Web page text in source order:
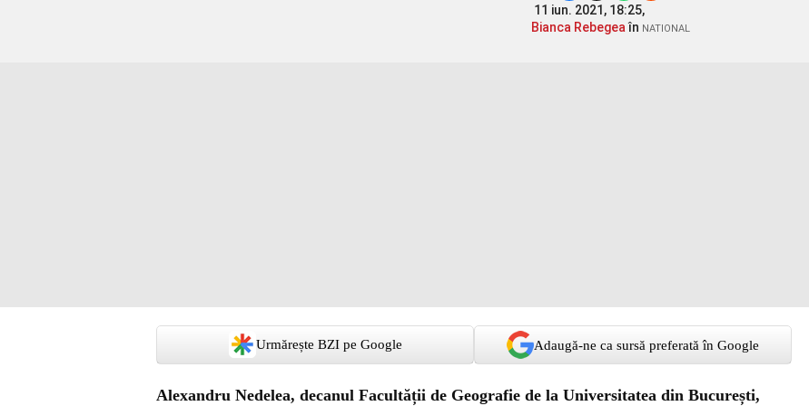
11 iun. 2021, 18:25,
Bianca Rebegeaîn NATIONAL
Urmărește BZI pe Google Adaugă-ne ca sursă preferată în Google
Alexandru Nedelea, decanul Facultății de Geografie de la Universitatea din București,